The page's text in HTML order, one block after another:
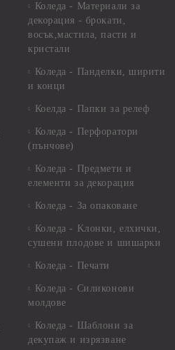
Коледа - Материали за
декорация - брокати,
восък,мастила, пасти и
кристали
Коледа - Панделки, ширити
и конци
Коелда - Папки за релеф
Коледа - Перфоратори
(пънчове)
Коледа - Предмети и
елементи за декорация
Коледа - За опаковане
Коледа - Kлонки, елхички,
сушени плодове и шишарки
Коледа - Печати
Коледа - Силиконови
молдове
Коледа - Шаблони за
декупаж и изрязване